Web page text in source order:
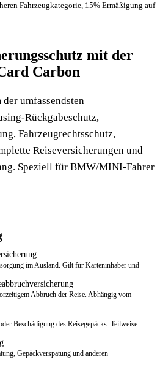
Fahrzeugkategorie, 15% Ermäßigung auf
mit der
Carbon
umfassendsten
Rückgabeschutz,
Fahrzeugrechtsschutz,
Reiseversicherungen und
Speziell für BMW/MINI-Fahrer
im Ausland. Gilt für Karteninhaber und
Abbruch der Reise. Abhängig vom
Beschädigung des Reisegepäcks. Teilweise
Gepäckverspätung und anderen